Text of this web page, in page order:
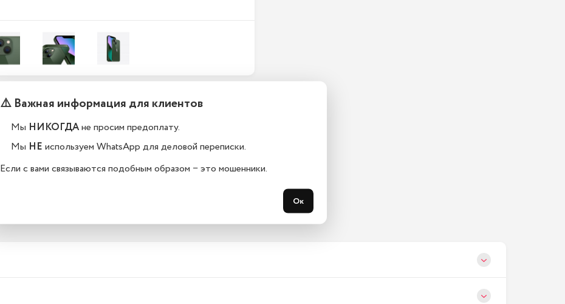
Телефоны новые или
восстановленные?
Все телефоны в ekb.istoreapple.ru
полностью оригинальные, с полной
стандартной комплектацией.
Какой срок гарантии?
На всю технику, представленную у нас на
дней. Обмен и возврат возможен в течени
⚠️ Важная информация для клиентов
Мы НИКОГДАне просим предоплату.
Мы НЕ используем WhatsApp для деловой переписки.
Если с вами связываются подобным образом − это мошенники.
Ок